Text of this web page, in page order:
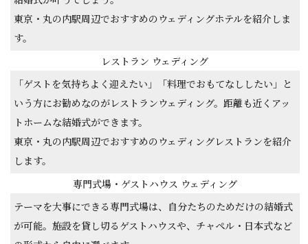
東京・丸の内駅周辺でおすすめのウェディングホテルを紹介しま
す。
レストラン ウェディング
「ゲストを気持ちよく迎えたい」「料理でおもてなししたい」と
いう方にお勧めなのがレストランウェディング。距離も近くアッ
トホームな結婚式ができます。
東京・丸の内駅周辺でおすすめのウェディングレストランを紹介
します。
専門式場・ゲストハウス ウェディング
テーマを大事にできる専門式場は、自分たちのためだけの結婚式
が可能。施設を貸し切るゲストハウスや、チャペル・日本式など